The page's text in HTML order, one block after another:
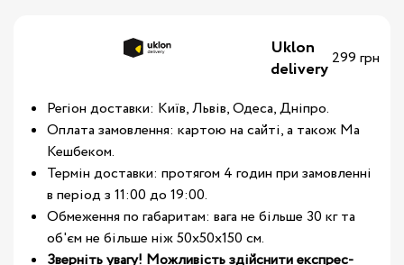
Uklon
delivery 299 грн
Регіон доставки: Київ, Львів, Одеса, Дніпро.
Оплата замовлення: картою на сайті, а також Ма
Кешбеком.
Термін доставки: протягом 4 годин при замовленні
в період з 11:00 до 19:00.
Обмеження по габаритам: вага не більше 30 кг та
об'єм не більше ніж 50х50х150 см.
Зверніть увагу! Можливість здійснити експрес-